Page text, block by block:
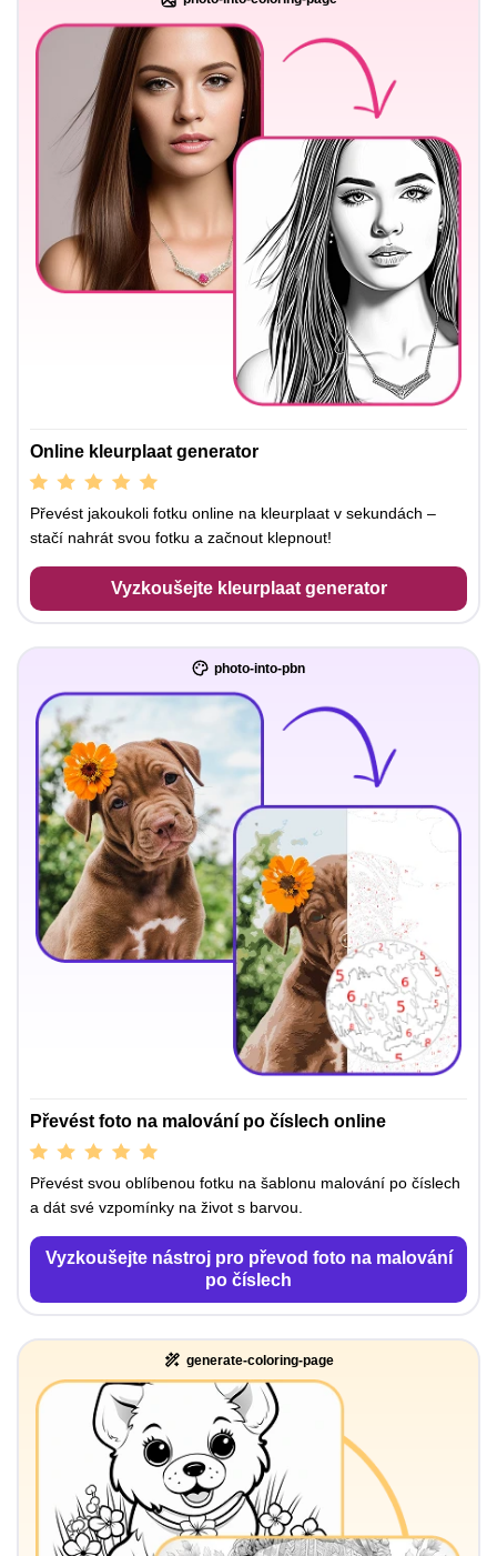
Online kleurplaat generator
Převést jakoukoli fotku online na kleurplaat v sekundách –
stačí nahrát svou fotku a začnout klepnout!
Vyzkoušejte kleurplaat generator
photo-into-pbn
Převést foto na malování po číslech online
Převést svou oblíbenou fotku na šablonu malování po číslech
a dát své vzpomínky na život s barvou.
Vyzkoušejte nástroj pro převod foto na malování
po číslech
generate-coloring-page